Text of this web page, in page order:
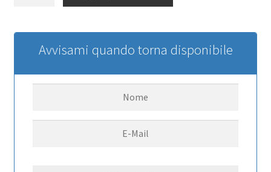
Channel
Telemetry
quantità
Avvisami quando torna disponibile